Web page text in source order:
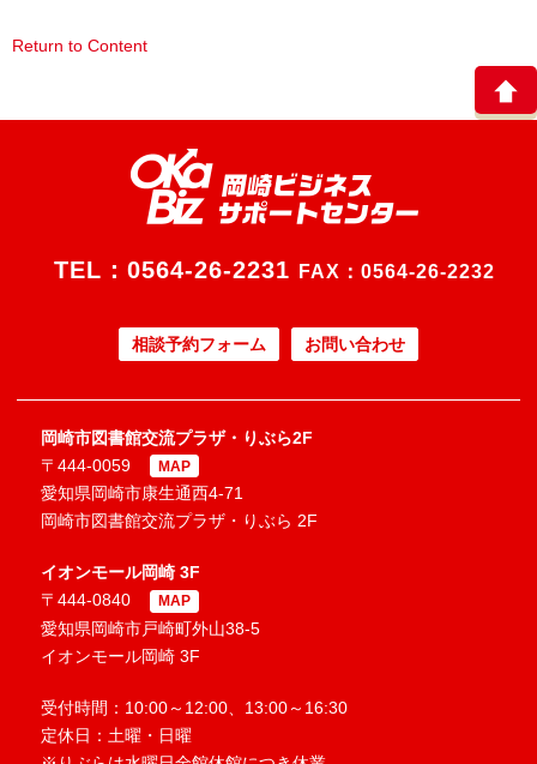
Return to Content
TEL： 0564-26-2231 FAX：0564-26-2232
相談予約フォーム お問い合わせ
岡崎市図書館交流プラザ・りぶら2F
〒444-0059
MAP
愛知県岡崎市康生通西4-71
岡崎市図書館交流プラザ・りぶら 2F
イオンモール岡崎 3F
〒444-0840
MAP
愛知県岡崎市戸崎町外山38-5
イオンモール岡崎 3F
受付時間：10:00～12:00、13:00～16:30
定休日：土曜・日曜